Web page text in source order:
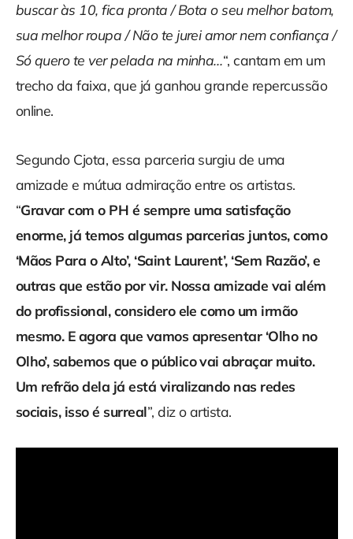
buscar às 10, fica pronta / Bota o seu melhor batom,
sua melhor roupa / Não te jurei amor nem confiança /
Só quero te ver pelada na minha…“, cantam em um
trecho da faixa, que já ganhou grande repercussão
online.
Segundo Cjota, essa parceria surgiu de uma
amizade e mútua admiração entre os artistas.
“Gravar com o PH é sempre uma satisfação
enorme, já temos algumas parcerias juntos, como
‘Mãos Para o Alto’, ‘Saint Laurent’, ‘Sem Razão’, e
outras que estão por vir. Nossa amizade vai além
do profissional, considero ele como um irmão
mesmo. E agora que vamos apresentar ‘Olho no
Olho’, sabemos que o público vai abraçar muito.
Um refrão dela já está viralizando nas redes
sociais, isso é surreal”, diz o artista.